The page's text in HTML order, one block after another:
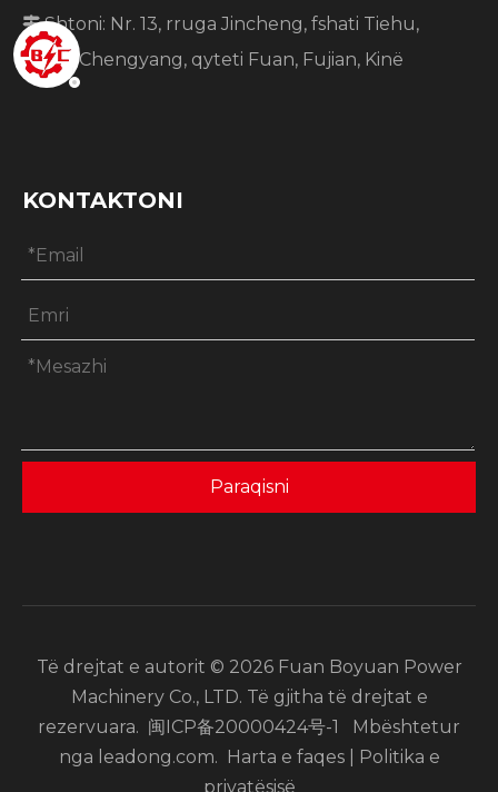
Shtoni: Nr. 13, rruga Jincheng, fshati Tiehu,
qyteti Chengyang, qyteti Fuan, Fujian, Kinë
KONTAKTONI
Paraqisni
Të drejtat e autorit © 2026Fuan Boyuan Power
Machinery Co., LTD. Të gjitha të drejtat e
rezervuara. 闽ICP备20000424号-1
Mbështetur
nga leadong.com. Harta e faqes|
Politika e
privatësisë